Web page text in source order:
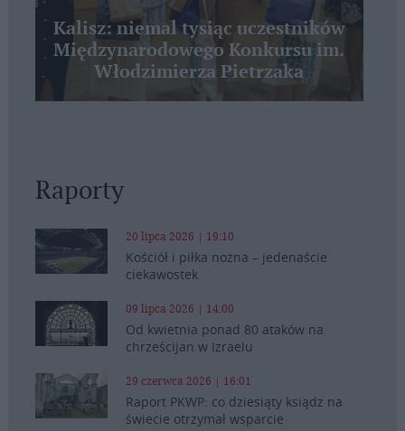
Kalisz: niemal tysiąc uczestników
Międzynarodowego Konkursu im.
Włodzimierza Pietrzaka
Raporty
20 lipca 2026 | 19:10
Kościół i piłka nożna – jedenaście
ciekawostek
09 lipca 2026 | 14:00
Od kwietnia ponad 80 ataków na
chrześcijan w Izraelu
29 czerwca 2026 | 16:01
Raport PKWP: co dziesiąty ksiądz na
świecie otrzymał wsparcie